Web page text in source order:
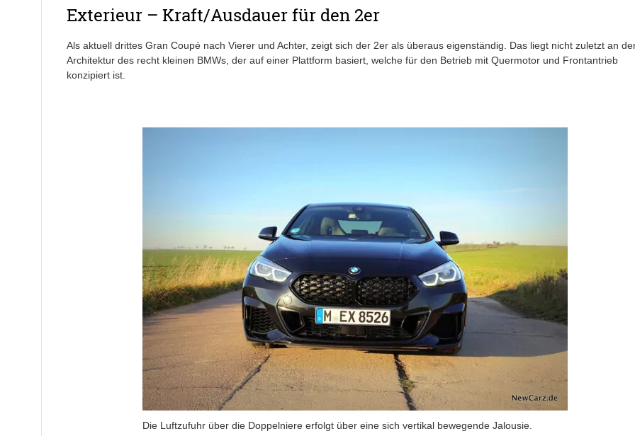
Exterieur – Kraft/Ausdauer für den 2er
Als aktuell drittes Gran Coupé nach Vierer und Achter, zeigt sich der 2er als überaus eigenständig. Das liegt nicht zuletzt an
Architektur des recht kleinen BMWs, der auf einer Plattform basiert, welche für den Betrieb mit Quermotor und Frontantrieb
konzipiert ist.
Die Luftzufuhr über die Doppelniere erfolgt über eine sich vertikal bewegende Jalousie.